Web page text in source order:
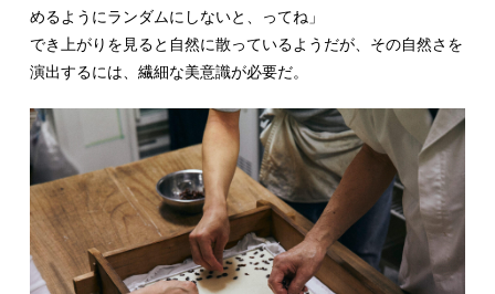
めるようにランダムにしないと、ってね」
でき上がりを見ると自然に散っているようだが、その自然さを
演出するには、繊細な美意識が必要だ。